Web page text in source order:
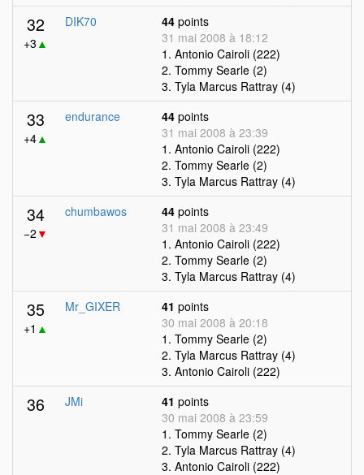
32
+3 ▲
DIK70 44 points
31 mai 2008 à 18:12
1. Antonio Cairoli (222)
2. Tommy Searle (2)
3. Tyla Marcus Rattray (4)
33
+4▲
endurance 44 points
31 mai 2008 à 23:39
1. Antonio Cairoli (222)
2. Tommy Searle (2)
3. Tyla Marcus Rattray (4)
34
−2 ▼
chumbawos 44 points
31 mai 2008 à 23:49
1. Antonio Cairoli (222)
2. Tommy Searle (2)
3. Tyla Marcus Rattray (4)
35
+1 ▲
Mr_GIXER 41 points
30 mai 2008 à 20:18
1. Tommy Searle (2)
2. Tyla Marcus Rattray (4)
3. Antonio Cairoli (222)
36 JMi 41 points
30 mai 2008 à 23:59
1. Tommy Searle (2)
2. Tyla Marcus Rattray (4)
3. Antonio Cairoli (222)